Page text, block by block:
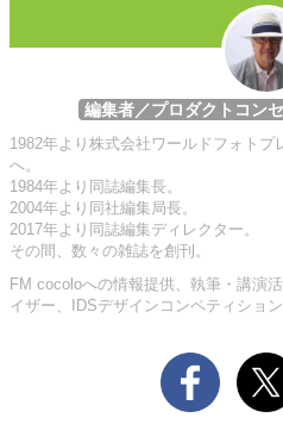
編集者／プロダクトコン
1982年より株式会社ワールドフォト
へ。
1984年より同誌編集長。
2004年より同社編集局長。
2017年より同誌編集ディレクター。
その間、数々の雑誌を創刊。
FM cocoloへの情報提供、執筆・講演
イザー、IDSデザインコンペティショ